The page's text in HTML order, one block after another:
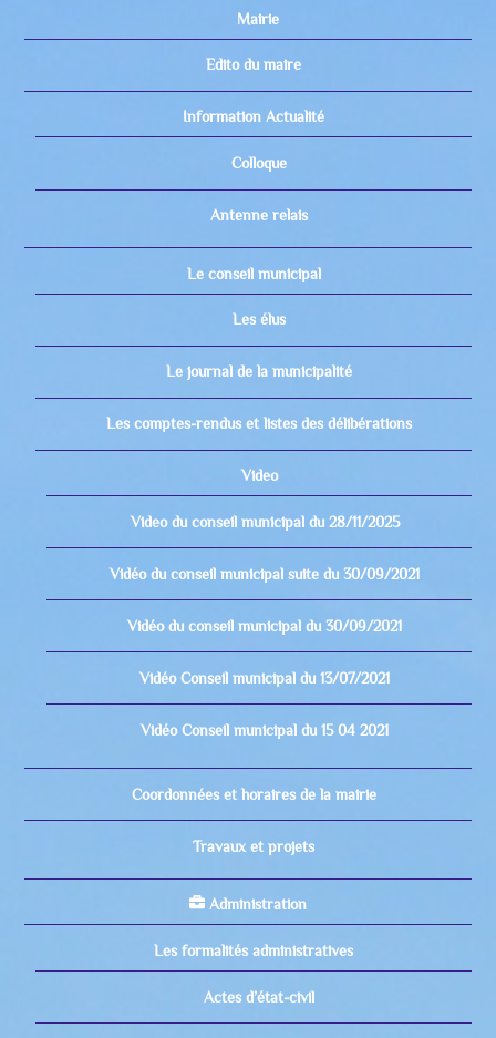
Mairie
Edito du maire
Information Actualité
Colloque
Antenne relais
Le conseil municipal
Les élus
Le journal de la municipalité
Les comptes-rendus et listes des délibérations
Video
Video du conseil municipal du 28/11/2025
Vidéo du conseil municipal suite du 30/09/2021
Vidéo du conseil municipal du 30/09/2021
Vidéo Conseil municipal du 13/07/2021
Vidéo Conseil municipal du 15 04 2021
Coordonnées et horaires de la mairie
Travaux et projets
Administration
Les formalités administratives
Actes d’état-civil